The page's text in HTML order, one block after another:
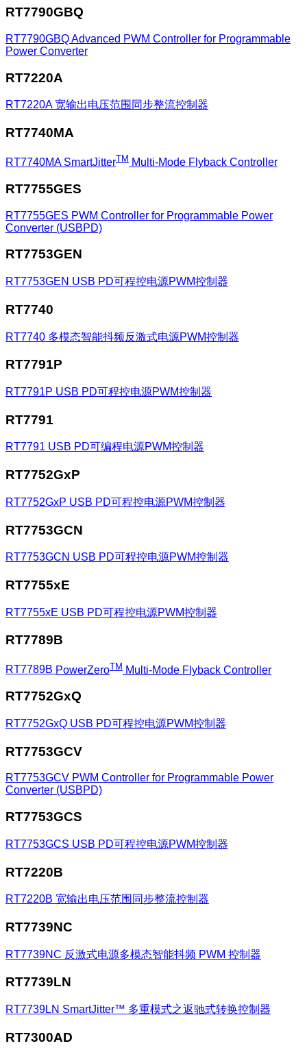
RT7790GBQ
RT7790GBQAdvanced PWM Controller for Programmable
Power Converter
RT7220A
RT7220A 宽输出电压范围同步整流控制器
RT7740MA
RT7740MA SmartJitterTM Multi-Mode Flyback Controller
RT7755GES
RT7755GES PWM Controller for Programmable Power
Converter (USBPD)
RT7753GEN
RT7753GEN USB PD可程控电源PWM控制器
RT7740
RT7740 多模态智能抖频反激式电源PWM控制器
RT7791P
RT7791P USB PD可程控电源PWM控制器
RT7791
RT7791 USB PD可编程电源PWM控制器
RT7752GxP
RT7752GxP USB PD可程控电源PWM控制器
RT7753GCN
RT7753GCN USB PD可程控电源PWM控制器
RT7755xE
RT7755xE USB PD可程控电源PWM控制器
RT7789B
RT7789B PowerZeroTM Multi-Mode Flyback Controller
RT7752GxQ
RT7752GxQ USB PD可程控电源PWM控制器
RT7753GCV
RT7753GCV PWM Controller for Programmable Power
Converter (USBPD)
RT7753GCS
RT7753GCS USB PD可程控电源PWM控制器
RT7220B
RT7220B 宽输出电压范围同步整流控制器
RT7739NC
RT7739NC 反激式电源多模态智能抖频 PWM 控制器
RT7739LN
RT7739LN SmartJitter™ 多重模式之返驰式转换控制器
RT7300AD